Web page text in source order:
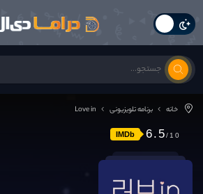
خانه برنامه تلویزیونی Love in
IMDb 6.5